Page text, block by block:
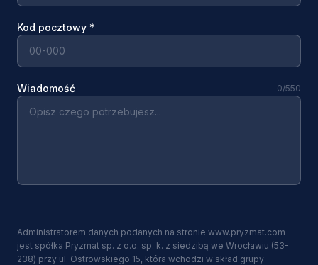
Kod pocztowy *
Wiadomość 0/550
Administratorem danych podanych na stronie www.pryzmat.com
jest spółka Pryzmat sp. z o.o. sp. k. z siedzibą we Wrocławiu (53-
238) przy ul. Ostrowskiego 15, która wchodzi w skład grupy